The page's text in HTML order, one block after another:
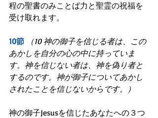
程の聖書のみことば力と聖霊の祝福を
受け取れます。
10節
（10 神の御子を信じる者は、この
あかしを自分の心の中に持っていま
す。神を信じない者は、神を偽り者と
するのです。神が御子についてあかし
されたことを信じないからです。）
神の御子Jesusを信じたあなたへの３つ